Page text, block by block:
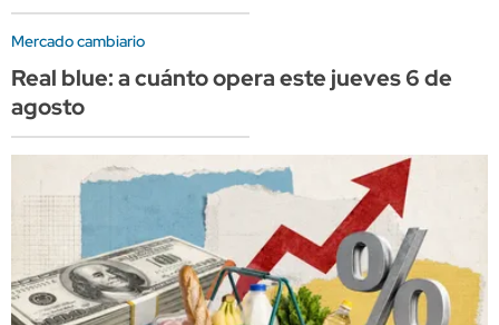
Mercado cambiario
Real blue: a cuánto opera este jueves 6 de
agosto